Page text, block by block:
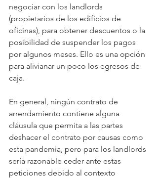
negociar con los landlords
(propietarios de los edificios de
oficinas), para obtener descuentos o la
posibilidad de suspender los pagos
por algunos meses. Ello es una opción
para alivianar un poco los egresos de
caja.
En general, ningún contrato de
arrendamiento contiene alguna
cláusula que permita a las partes
deshacer el contrato por causas como
esta pandemia, pero para los landlords
sería razonable ceder ante estas
peticiones debido al contexto